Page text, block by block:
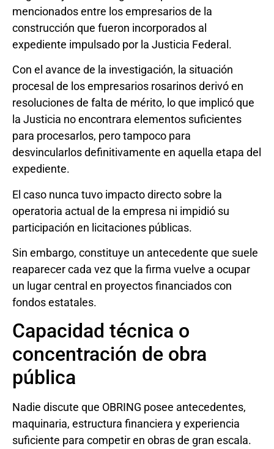
mencionados entre los empresarios de la
construcción que fueron incorporados al
expediente impulsado por la Justicia Federal.
Con el avance de la investigación, la situación
procesal de los empresarios rosarinos derivó en
resoluciones de falta de mérito, lo que implicó que
la Justicia no encontrara elementos suficientes
para procesarlos, pero tampoco para
desvincularlos definitivamente en aquella etapa del
expediente.
El caso nunca tuvo impacto directo sobre la
operatoria actual de la empresa ni impidió su
participación en licitaciones públicas.
Sin embargo, constituye un antecedente que suele
reaparecer cada vez que la firma vuelve a ocupar
un lugar central en proyectos financiados con
fondos estatales.
Capacidad técnica o
concentración de obra
pública
Nadie discute que OBRING posee antecedentes,
maquinaria, estructura financiera y experiencia
suficiente para competir en obras de gran escala.